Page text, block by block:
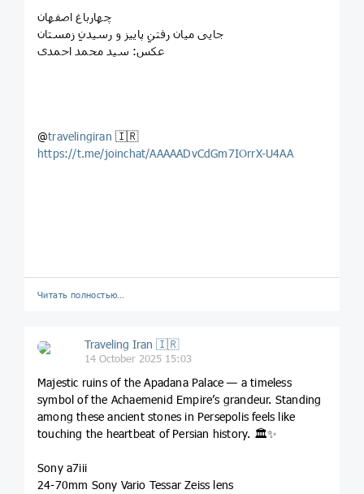
چهارباغ اصفهان
جایی میان رفتنِ پاییز و رسیدنِ زمستان
عکس: سید محمد احمدی
@travelingiran 🇮🇷
https://t.me/joinchat/AAAAADvCdGm7IOrrX-U4AA
Читать полностью…
Traveling Iran 🇮🇷
14 October 2025 15:03
Majestic ruins of the Apadana Palace — a timeless
symbol of the Achaemenid Empire’s grandeur. Standing
among these ancient stones in Persepolis feels like
touching the heartbeat of Persian history. 🏛✨
Sony a7iii
24-70mm Sony Vario Tessar Zeiss lens